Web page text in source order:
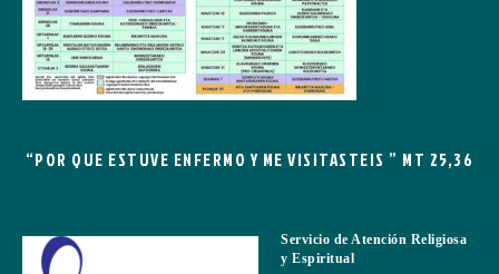
“POR QUE ESTUVE ENFERMO Y ME VISITASTEIS ” MT 25,36
Servicio de Atención Religiosa
y Espiritual